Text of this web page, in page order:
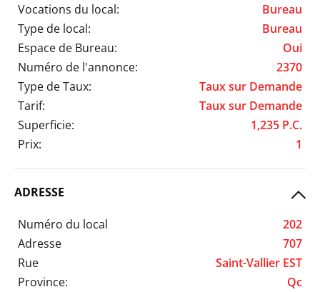
Vocations du local:
Bureau
Type de local:
Bureau
Espace de Bureau:
Oui
Numéro de l'annonce:
2370
Type de Taux:
Taux sur Demande
Tarif:
Taux sur Demande
Superficie:
1,235 P.C.
Prix:
1
ADRESSE
Numéro du local
202
Adresse
707
Rue
Saint-Vallier EST
Province:
Qc